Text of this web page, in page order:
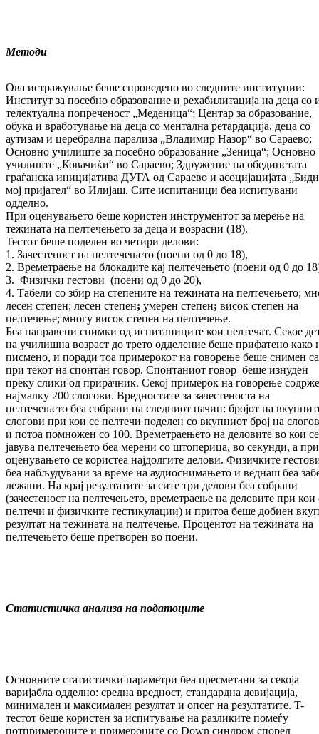
Методи
Ова истражување беше спроведено во след­ни­те институции:
Институт за посебно об­ра­зо­ва­ние и рехабилитација на деца
те­лек­туал­на попреченост „Меденица“; Центар за об­ра­зование,
обука и вработување на деца со мен­тална ретардација, деца со
аутизам и це­ре­брал­­­на парализа „Владимир Назор“ во Са­рае­во;
Основно училиште за посебно образование „Зе­ни­ца“; Основно
училиште „Ковачиќи“ во Са­рае­во; Здружение на обединетата
граѓанска ин­ицијатива ДУГА од Сараево и асоцијацијата „Би­ди
мој пријател“ во Илијаш. Сите ис­пи­та­ни­ци беа испитувани
одделно.
При оценувањето беше користен ин­стру­мен­тот за мерење на
тежината на пелтечењето за де­ца и возрасни (18).
Тестот беше поделен во четири делови:
1. Зачестеност на пелтечењето (поени од 0 до 18),
2. Времетраење на блокадите кај пелтечењето (поени од 0 до
3. Физички гестови (поени од 0 до 20),
4. Табели со збир на степените на тежината на пелтечењето;
лесен степен; лесен степен; умерен степен; висок степен на
пелтечење; многу висок степен на пелтечење.
Беа направени снимки од испитаниците кои пел­течат. Секое
на училишна возраст до тре­то одделение беше прифатено како
пис­ме­но, и поради тоа примерокот на говорење бе­ше снимен
при текот на спонтан говор. Спон­таниот говор беше изнуден
преку слики од прирачник. Секој примерок на говорење
најмалку 200 слогови. Вредностите за за­­честеноста на
пелтечењето беа собрани на след­ниот начин: бројот на
слогови при кои се пелтечи поделен со вкупниот број на
и потоа помножен со 100. Вре­ме­трае­ње­то на деловите во кои се
јавува пел­те­че­ње­то беа мерени со штоперица, во секунди, а при
оценувањето се користеа најдолгите де­ло­ви. Физичките
беа набљудувани за вре­ме на аудиоснимањето и веднаш беа
ле­жа­ни. На крај резултатите за сите три де­ло­ви беа собрани
(зачестеност на пелтечењето, вре­ме­траење на деловите при кои
пелтечи и фи­зичките гестикулации) и притоа беше до­би­ен
резултат на тежината на пелтечење. Про­центот на тежината на
пелтечењето беше пре­творен во поени.
Статистичка анализа на податоците
Основните статистички параметри беа прес­ме­та­ни за секоја
варијабла одделно: средна вред­ност, стандардна девијација,
минимален и мак­си­мален резултат и опсег на резултатите. T-
тестот беше користен за испитување на раз­ли­ки­те помеѓу
потпримероците и при­ме­ро­ци­те со Down синдром според